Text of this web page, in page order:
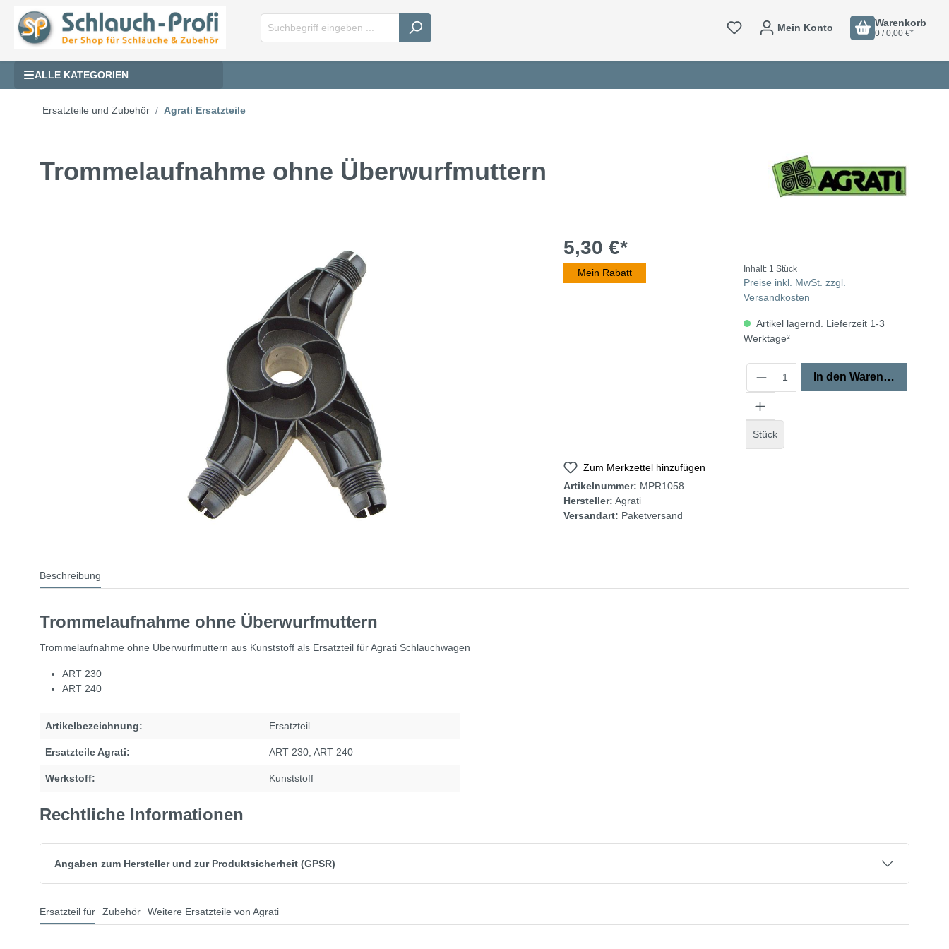
Mein Konto Warenkorb
0 / 0,00 €*
ALLE KATEGORIEN
Ersatzteile und Zubehör Agrati Ersatzteile
Trommelaufnahme ohne Überwurfmuttern
5,30 €*
Mein Rabatt Inhalt: 1 Stück
Preise inkl. MwSt. zzgl.
Versandkosten
Artikel lagernd. Lieferzeit 1-3
Werktage²
Stück
In den Warenkorb
Zum Merkzettel hinzufügen
Artikelnummer: MPR1058
Hersteller: Agrati
Versandart: Paketversand
Beschreibung
Trommelaufnahme ohne Überwurfmuttern
Trommelaufnahme ohne Überwurfmuttern aus Kunststoff als Ersatzteil für Agrati Schlauchwagen
ART 230
ART 240
Artikelbezeichnung: Ersatzteil
Ersatzteile Agrati: ART 230 , ART 240
Werkstoff: Kunststoff
Rechtliche Informationen
Angaben zum Hersteller und zur Produktsicherheit (GPSR)
Ersatzteil für Zubehör Weitere Ersatzteile von Agrati